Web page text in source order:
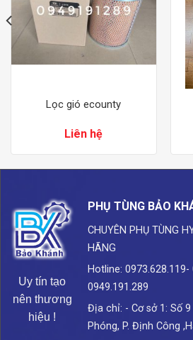
Lọc gió ecounty
Liên hệ
Uy tín tạo
nên thương
hiệu !
PHỤ TÙNG BẢO
CHUYÊN PHỤ TÙNG
HÃNG
Hotline: 0973.628.119-
0949.191.289
Địa chỉ: - Cơ sở 1: Số
Phóng, P. Định Công